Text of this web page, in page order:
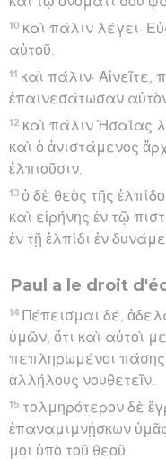
10 καὶ πάλιν λέγει·
αὐτοῦ.
11 καὶ πάλιν· Αἰνεῖτε,
ἐπαινεσάτωσαν
12 καὶ πάλιν Ἠσαΐας
καὶ ὁ ἀνιστάμενος
ἐλπιοῦσιν.
13 ὁ δὲ θεὸς τῆς
καὶ εἰρήνης ἐν τῷ
ἐν τῇ ἐλπίδι ἐν
Paul a le droit
14 Πέπεισμαι δέ,
ὑμῶν, ὅτι καὶ αὐτοὶ
πεπληρωμένοι
ἀλλήλους νουθετεῖν.
15 τολμηρότερον δὲ
ἐπαναμιμνῄσκων
μοι ὑπὸ τοῦ θεοῦ